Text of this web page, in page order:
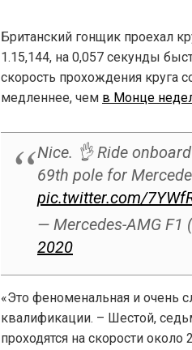
Британский гонщик проехал
1.15,144, на 0,057 секунды
скорость прохождения круга
медленнее, чем в Монце
Nice. 👌 Ride
69th pole for
pic.twitter.com/
— Mercedes-AMG F1
2020
«Это феноменальная и очень
квалификации. – Шестой,
проходятся на скорости